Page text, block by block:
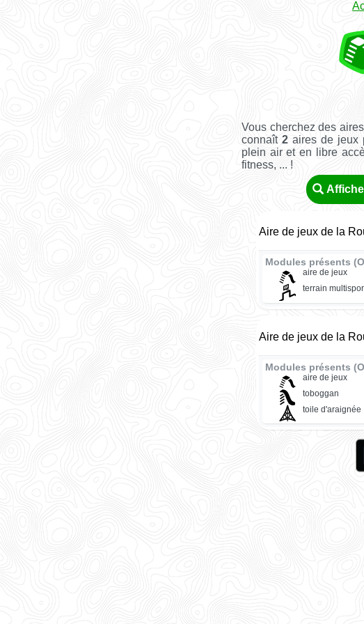
Vous cherchez des
connaît 2 aires de jeux
plein air et en libre
fitness, ... !
Aire de jeux de la
Modules présents
aire de jeux
terrain
Aire de jeux de la
Modules présents
aire de jeux
toboggan
toile d'araignée